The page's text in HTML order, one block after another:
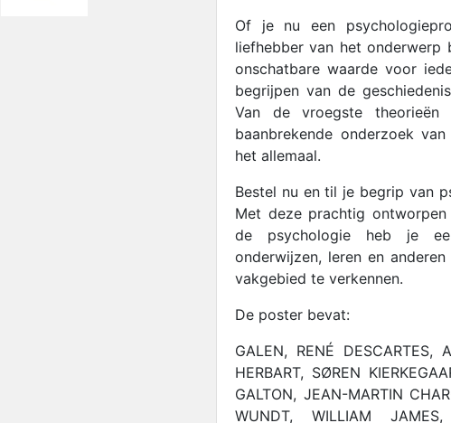
Of je nu een
liefhebber van het
onschatbare waarde voor
begrijpen van de
Van de vroegste
baanbrekende onderzoek
het allemaal.
Bestel nu en til je begrip van
Met deze prachtig
de psychologie heb je
onderwijzen, leren en
vakgebied te verkennen.
De poster bevat:
GALEN, RENÉ DESCARTES,
HERBART, SØREN
GALTON, JEAN-MARTIN
WUNDT, WILLIAM